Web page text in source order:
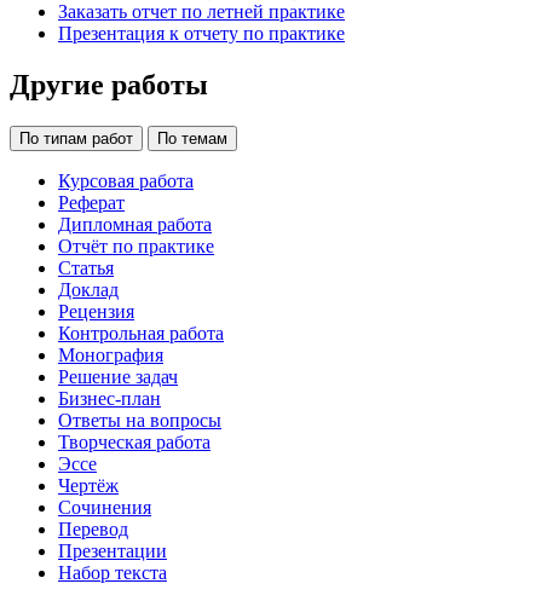
Заказать отчет по летней практике
Презентация к отчету по практике
Другие работы
По типам работ По темам
Курсовая работа
Реферат
Дипломная работа
Отчёт по практике
Статья
Доклад
Рецензия
Контрольная работа
Монография
Решение задач
Бизнес-план
Ответы на вопросы
Творческая работа
Эссе
Чертёж
Сочинения
Перевод
Презентации
Набор текста